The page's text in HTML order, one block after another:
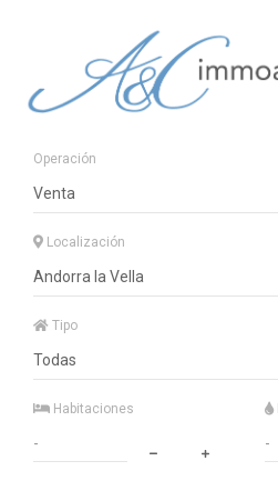
Operación
Venta
Localización
Andorra la Vella
Tipo
Todas
Habitaciones